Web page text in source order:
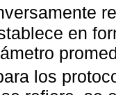
en
los